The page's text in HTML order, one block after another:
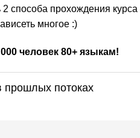
прохождения курса
многое :)
человек 80+ языкам!
прошлых потоках